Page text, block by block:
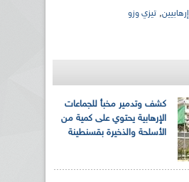
إرهابيين, تيزي وزو
كشف وتدمير مخبأ للجماعات
الإرهابية يحتوي على كمية من
الأسلحة والذخيرة بقسنطينة